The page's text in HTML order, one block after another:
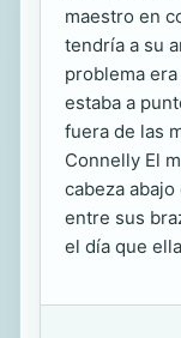
maestro en
tendría a su
problema
estaba a
fuera de las
Connelly El
cabeza
entre sus
el día que